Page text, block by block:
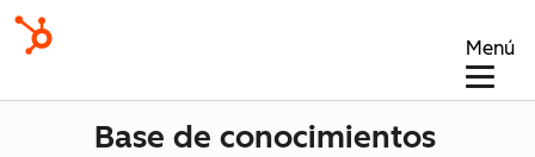
Menú
Base de conocimientos